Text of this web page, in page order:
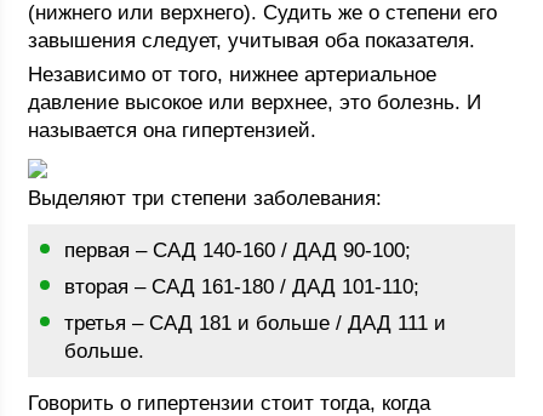
(нижнего или верхнего). Судить же о степени его
завышения следует, учитывая оба показателя.
Независимо от того, нижнее артериальное
давление высокое или верхнее, это болезнь. И
называется она гипертензией.
Выделяют три степени заболевания:
первая – САД 140-160 / ДАД 90-100;
вторая – САД 161-180 / ДАД 101-110;
третья – САД 181 и больше / ДАД 111 и
больше.
Говорить о гипертензии стоит тогда, когда